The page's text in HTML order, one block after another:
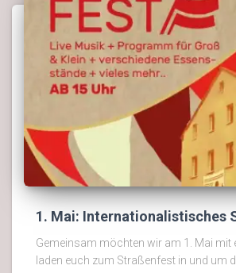
1. Mai: Internationalistisches
Gemeinsam möchten wir am 1. Mai mit
laden euch zum Straßenfest in und um